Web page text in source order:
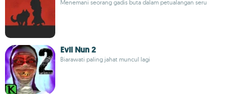
Menemani seorang gadis buta dalam petualangan seru
Evil Nun 2
Biarawati paling jahat muncul lagi